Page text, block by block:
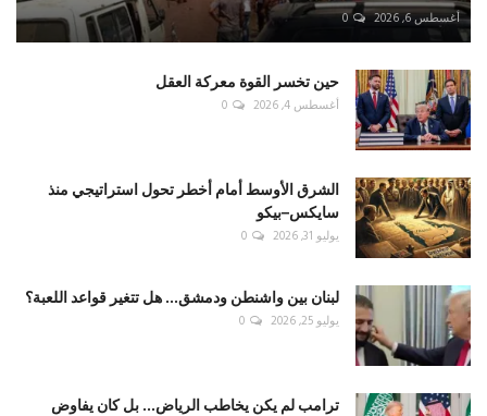
أغسطس 6, 2026 0
حين تخسر القوة معركة العقل
أغسطس 4, 2026 0
الشرق الأوسط أمام أخطر تحول استراتيجي منذ
سايكس–بيكو
يوليو 31, 2026 0
لبنان بين واشنطن ودمشق... هل تتغير قواعد اللعبة؟
يوليو 25, 2026 0
ترامب لم يكن يخاطب الرياض... بل كان يفاوض